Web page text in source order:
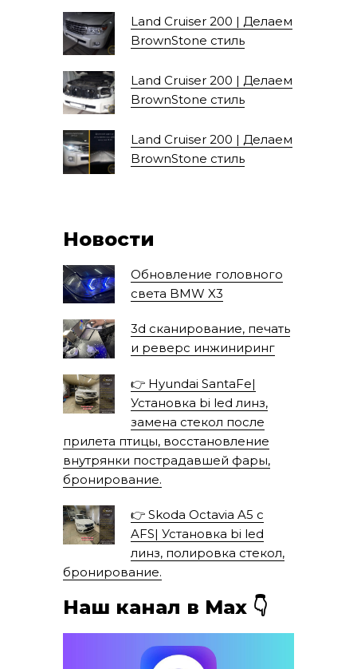
Land Cruiser 200 | Делаем
BrownStone стиль
Land Cruiser 200 | Делаем
BrownStone стиль
Land Cruiser 200 | Делаем
BrownStone стиль
Новости
Обновление головного
света BMW X3
3d сканирование, печать
и реверс инжиниринг
👉 Hyundai SantaFe|
Установка bi led линз,
замена стекол после
прилета птицы, восстановление
внутрянки пострадавшей фары,
бронирование.
👉 Skoda Octavia A5 с
AFS| Установка bi led
линз, полировка стекол,
бронирование.
Наш канал в Мах 👇